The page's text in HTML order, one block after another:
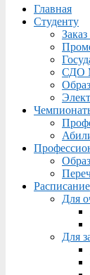
Menu
Главная
Студенту
СДО
Расписание
Для
Для